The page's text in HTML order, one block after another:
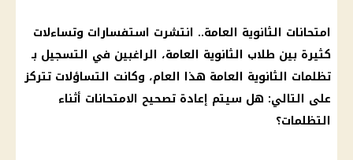
امتحانات الثانوية العامة.. انتشرت استفسارات وتساءلات
كثيرة بين طلاب الثانوية العامة، الراغبين في التسجيل بـ
تظلمات الثانوية العامة هذا العام، وكانت التساؤلات تتركز
على التالي: هل سيتم إعادة تصحيح الامتحانات أثناء
التظلمات؟